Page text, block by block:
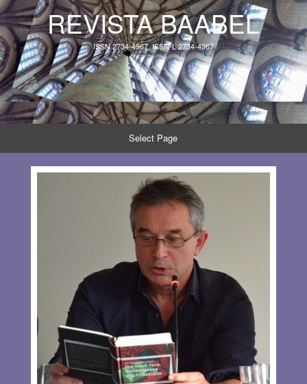
REVISTA BAABEL
ISSN 2734-4967, ISSN-L 2734-4967
Select Page